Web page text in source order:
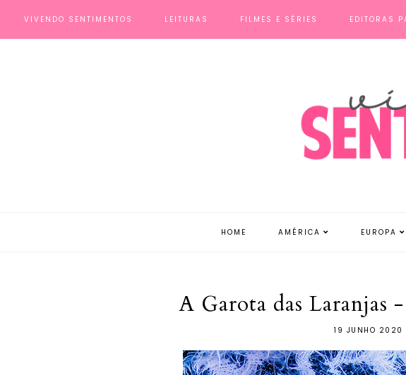
VIVENDO SENTIMENTOS LEITURAS FILMES E SÉRIES EDITORAS
HOME AMÉRICA EUROPA
A Garota das Laranjas
19 JUNHO 2020